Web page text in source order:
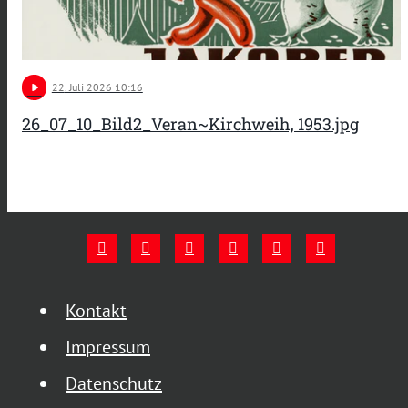
play_arrow 22 . Juli 2026 10:16
26_07_10_Bild2_Veran~Kirchweih, 1953.jpg
Kontakt
Impressum
Datenschutz